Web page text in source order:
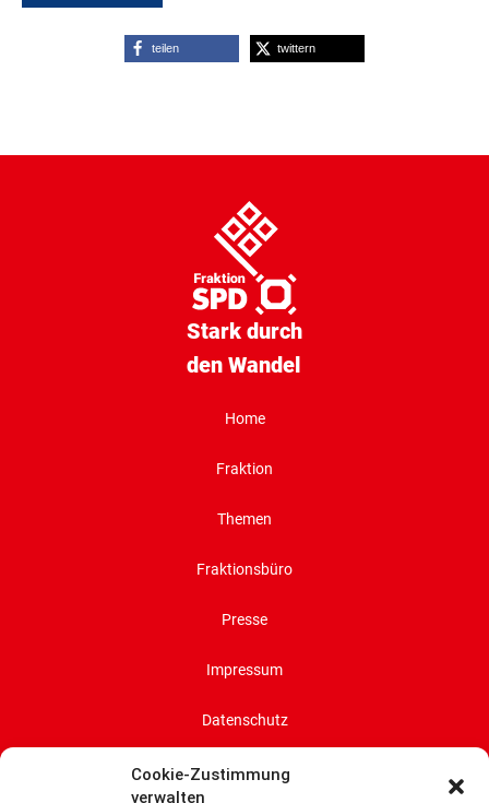
Cookie-Zustimmung
verwalten
teilen twittern
Stark durch
den Wandel
Home
Fraktion
Themen
Fraktionsbüro
Presse
Impressum
Datenschutz
Cookie-Richtlinie (EU)